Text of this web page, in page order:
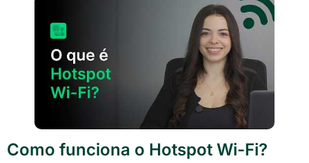
Como funciona o Hotspot Wi-Fi?